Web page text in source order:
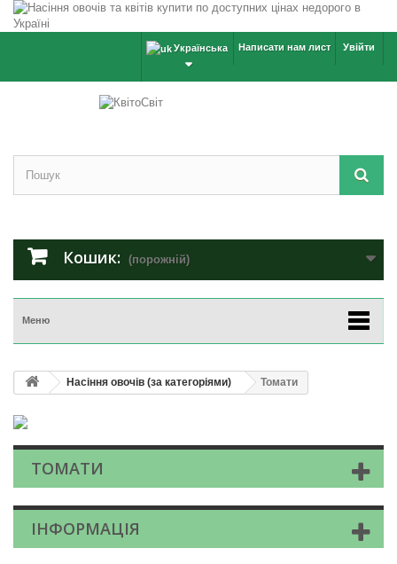
Увійти
Написати нам лист
Українська
Кошик: (порожній)
Меню
Насіння овочів (за категоріями) Томати
ТОМАТИ
ІНФОРМАЦІЯ